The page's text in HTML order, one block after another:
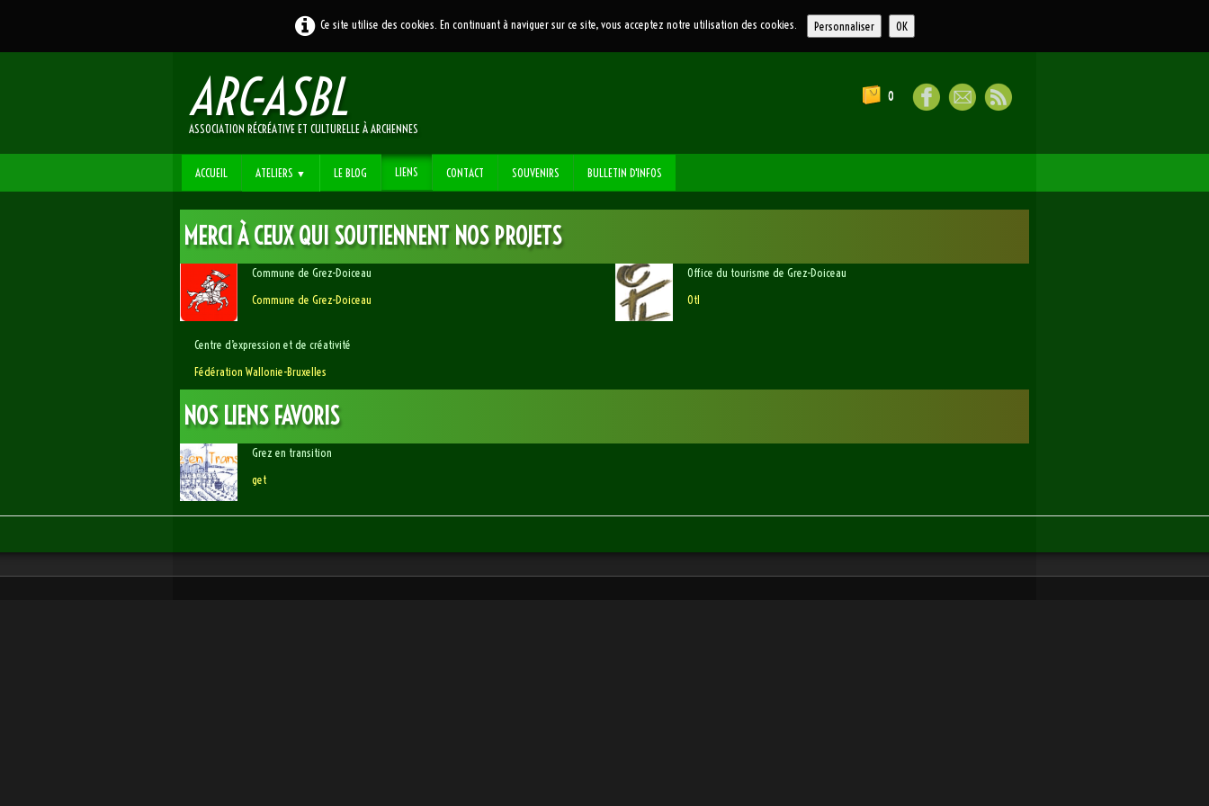
Ce site utilise des cookies. En continuant à naviguer sur ce site, vous acceptez notre utilisation des cookies. Personnaliser OK
ARC-ASBL
ASSOCIATION RÉCRÉATIVE ET CULTURELLE À ARCHENNES
0
ACCUEIL ATELIERS ▼ LE BLOG LIENS CONTACT SOUVENIRS BULLETIN D'INFOS
MERCI À CEUX QUI SOUTIENNENT NOS PROJETS
Commune de Grez-Doiceau
Commune de Grez-Doiceau
Office du tourisme de Grez-Doiceau
Otl
Centre d’expression et de créativité
Fédération Wallonie-Bruxelles
NOS LIENS FAVORIS
Grez en transition
get